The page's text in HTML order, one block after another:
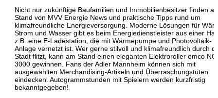
Nicht nur zukünftige Baufamilien und Immobilienbesitzer finden
Stand von MVV Energie News und praktische Tipps rund um
klimafreundliche Energieversorgung. Moderne Lösungen für
Strom und Wasser gibt es beim Energiedienstleister aus einer
z.B. eine E-Ladestation, die mit Wärmepumpe und Photovoltaik-
Anlage vernetzt ist. Wer gerne stilvoll und klimafreundlich durch
Stadt flitzt, kann am Stand einen eleganten Elektroroller emco
3000 gewinnen. Fans der Adler Mannheim können sich mit
ausgewählten Merchandising-Artikeln und Überraschungstüten
eindecken. Autogrammstunden mit Spielern werden kurzfristig
bekanntgegeben!